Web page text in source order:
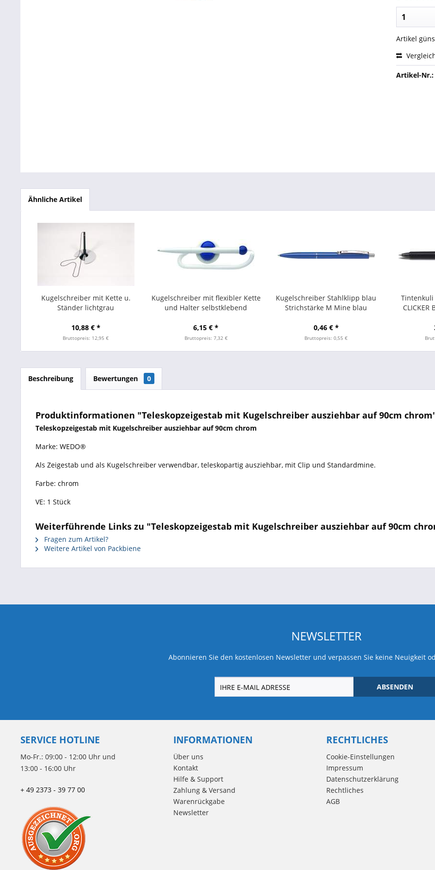
Artikel
Artikel-Nr.:
Ähnliche Artikel
Kugelschreiber mit Kette u.
Ständer lichtgrau
10,88 € *
Bruttopreis: 12,95 €
Kugelschreiber mit flexibler Kette
und Halter selbstklebend
6,15 € *
Bruttopreis: 7,32 €
Kugelschreiber Stahlklipp blau
Strichstärke M Mine blau
0,46 € *
Bruttopreis: 0,55 €
Tintenkuli
CLICKER
Beschreibung Bewertungen 0
Produktinformationen "Teleskopzeigestab mit Kugelschreiber ausziehbar auf 90cm
Teleskopzeigestab mit Kugelschreiber ausziehbar auf 90cm chrom
Marke: WEDO®
Als Zeigestab und als Kugelschreiber verwendbar, teleskopartig ausziehbar, mit Clip und Standardmine.
Farbe: chrom
VE: 1 Stück
Weiterführende Links zu "Teleskopzeigestab mit Kugelschreiber ausziehbar auf 90cm
Fragen zum Artikel?
Weitere Artikel von Packbiene
NEWSLETTER
Abonnieren Sie den kostenlosen Newsletter und verpassen Sie keine Neuigkeit
ABSENDEN
SERVICE HOTLINE
Mo-Fr.: 09:00 - 12:00 Uhr und
13:00 - 16:00 Uhr
+ 49 2373 - 39 77 00
INFORMATIONEN
Über uns
Kontakt
Hilfe & Support
Zahlung & Versand
Warenrückgabe
Newsletter
RECHTLICHES
Cookie-Einstellungen
Impressum
Datenschutzerklärung
Rechtliches
AGB